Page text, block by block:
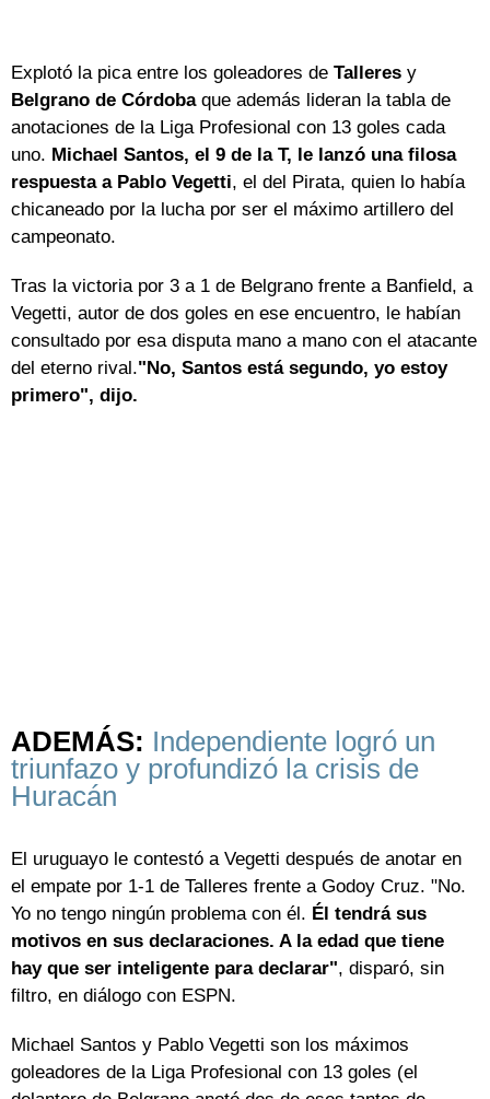
Explotó la pica entre los goleadores de Talleres y
Belgrano de Córdobaque además lideran la tabla de
anotaciones de la Liga Profesional con 13 goles cada
uno. Michael Santos, el 9 de la T, le lanzó una filosa
respuesta a Pablo Vegetti, el del Pirata, quien lo había
chicaneado por la lucha por ser el máximo artillero del
campeonato.
Tras la victoria por 3 a 1 de Belgrano frente a Banfield, a
Vegetti, autor de dos goles en ese encuentro, le habían
consultado por esa disputa mano a mano con el atacante
del eterno rival."No, Santos está segundo, yo estoy
primero", dijo.
ADEMÁS: Independiente logró un
triunfazo y profundizó la crisis de
Huracán
El uruguayo le contestó a Vegetti después de anotar en
el empate por 1-1 de Talleres frente a Godoy Cruz. "No.
Yo no tengo ningún problema con él. Él tendrá sus
motivos en sus declaraciones. A la edad que tiene
hay que ser inteligente para declarar", disparó, sin
filtro, en diálogo con ESPN.
Michael Santos y Pablo Vegetti son los máximos
goleadores de la Liga Profesional con 13 goles (el